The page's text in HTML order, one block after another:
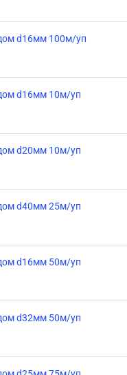
d16мм 100м/уп
d16мм 10м/уп
d20мм 10м/уп
d40мм 25м/уп
d16мм 50м/уп
d32мм 50м/уп